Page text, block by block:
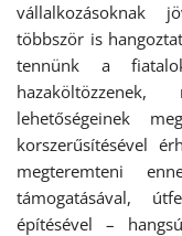
vállalkozásoknak
többször is
tennünk a
lehetőségeinek
korszerűsítésével
megteremteni
támogatásával,
építésével –